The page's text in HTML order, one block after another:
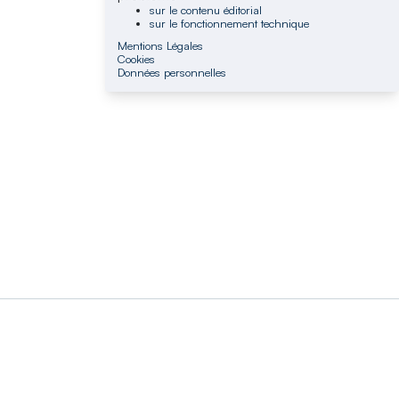
sur le contenu éditorial
sur le fonctionnement technique
Mentions Légales
Cookies
Données personnelles